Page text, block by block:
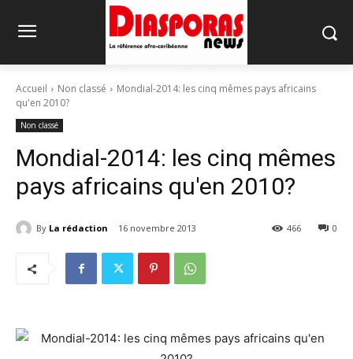
Accueil Non classé
Mondial-2014: les cinq mêmes pays africains
qu'en 2010?
Non classé
Mondial-2014: les cinq mêmes
pays africains qu'en 2010?
By La rédaction 16 novembre 2013 0
466